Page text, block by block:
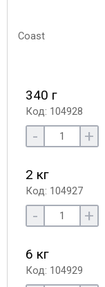
340 г
Код: 104928
- +
2 кг
Код: 104927
- +
6 кг
Код: 104929